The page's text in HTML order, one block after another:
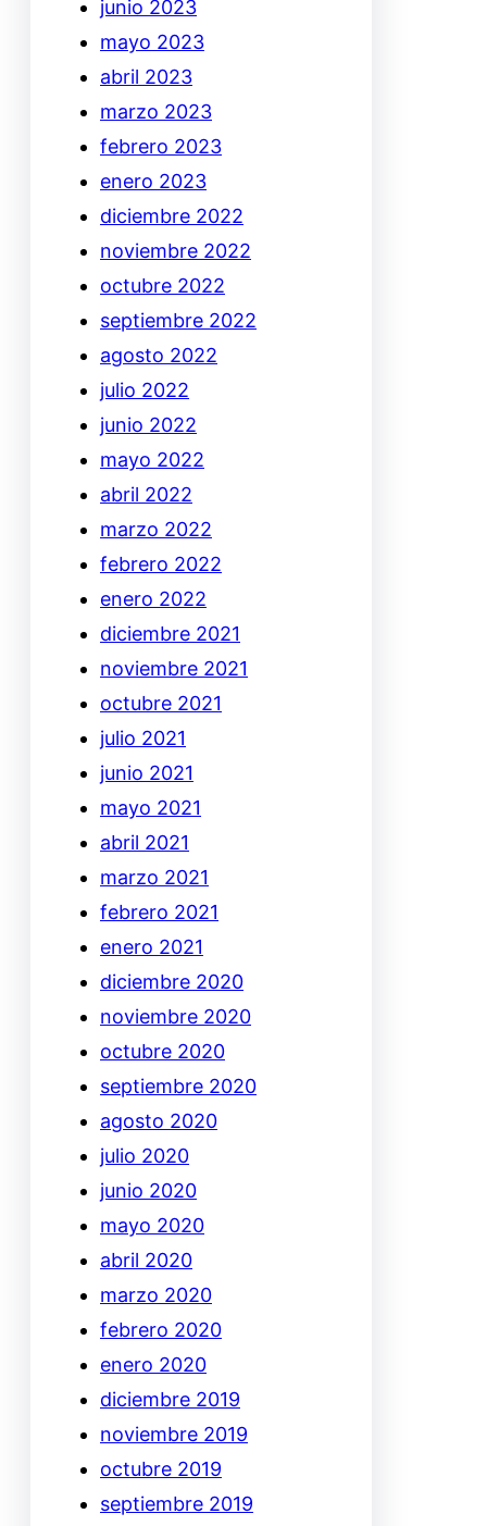
junio 2023
mayo 2023
abril 2023
marzo 2023
febrero 2023
enero 2023
diciembre 2022
noviembre 2022
octubre 2022
septiembre 2022
agosto 2022
julio 2022
junio 2022
mayo 2022
abril 2022
marzo 2022
febrero 2022
enero 2022
diciembre 2021
noviembre 2021
octubre 2021
julio 2021
junio 2021
mayo 2021
abril 2021
marzo 2021
febrero 2021
enero 2021
diciembre 2020
noviembre 2020
octubre 2020
septiembre 2020
agosto 2020
julio 2020
junio 2020
mayo 2020
abril 2020
marzo 2020
febrero 2020
enero 2020
diciembre 2019
noviembre 2019
octubre 2019
septiembre 2019